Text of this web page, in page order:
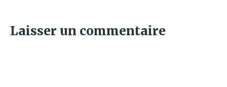
Laisser un commentaire